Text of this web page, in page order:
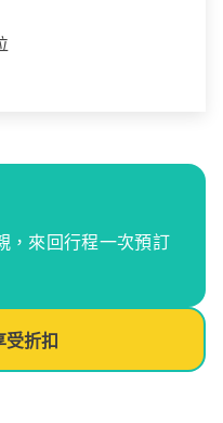
，來回行程一次預訂
受折扣